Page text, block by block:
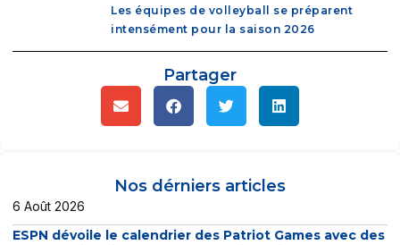
Les équipes de volleyball se préparent
intensément pour la saison 2026
Partager
Nos dérniers articles
6 Août 2026
ESPN dévoile le calendrier des Patriot Games avec des